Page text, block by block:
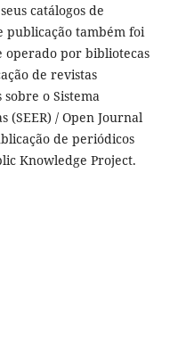
catálogos de
publicação também foi
operado por bibliotecas
de revistas
o Sistema
(SEER) / Open Journal
de periódicos
Knowledge Project.